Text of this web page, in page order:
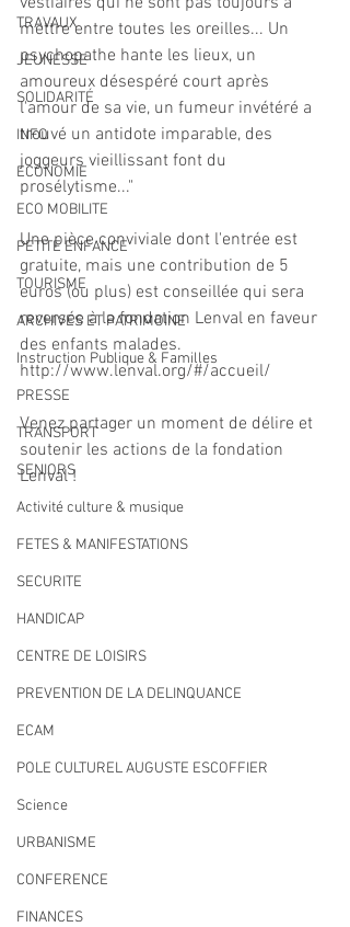
TRAVAUX
JEUNESSE
SOLIDARITÉ
INFO
ECONOMIE
ECO MOBILITE
PETITE ENFANCE
TOURISME
ARCHIVES ET PATRIMOINE
Instruction Publique & Familles
PRESSE
TRANSPORT
SENIORS
Activité culture & musique
FETES & MANIFESTATIONS
SECURITE
HANDICAP
CENTRE DE LOISIRS
PREVENTION DE LA DELINQUANCE
ECAM
POLE CULTUREL AUGUSTE ESCOFFIER
Science
URBANISME
CONFERENCE
FINANCES
mettre entre toutes les oreilles... Un
psychopathe hante les lieux, un
amoureux désespéré court après
l'amour de sa vie, un fumeur invétéré a
trouvé un antidote imparable, des
joggeurs vieillissant font du
prosélytisme..."
Une pièce conviviale dont l'entrée est
gratuite, mais une contribution de 5
euros (ou plus) est conseillée qui sera
reversée à la fondation Lenval en faveur
des enfants malades.
http://www.lenval.org/#/accueil/
Venez partager un moment de délire et
soutenir les actions de la fondation
Lenval !